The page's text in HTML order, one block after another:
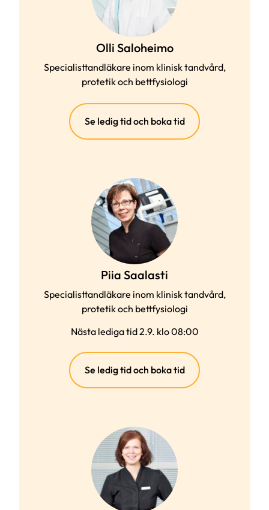
Olli Saloheimo
Specialisttandläkare inom klinisk tandvård,
protetik och bettfysiologi
Se ledig tid och boka tid(extern
länk)
Piia Saalasti
Specialisttandläkare inom klinisk tandvård,
protetik och bettfysiologi
Nästa lediga tid 2.9. klo 08:00
Se ledig tid och boka tid(extern
länk)